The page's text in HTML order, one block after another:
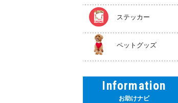
ステッカー
ペットグッズ
Information
お助けナビ